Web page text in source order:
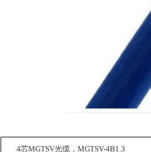
4芯MGTSV光缆，MGTSV-4B1.3